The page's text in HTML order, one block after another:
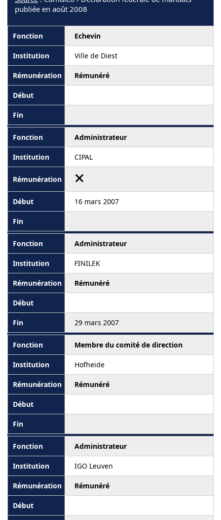
publiée en août 2008
Echevin
Ville de Diest
Rémunéré
Administrateur
CIPAL
16 mars 2007
Administrateur
FINILEK
Rémunéré
29 mars 2007
Membre du comité de direction
Hofheide
Rémunéré
Administrateur
IGO Leuven
Rémunéré